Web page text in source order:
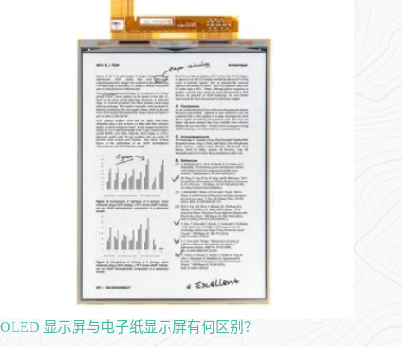
OLED 显示屏与电子纸显示屏有何区别？